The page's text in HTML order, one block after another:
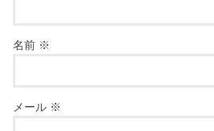
名前 ※
メール ※